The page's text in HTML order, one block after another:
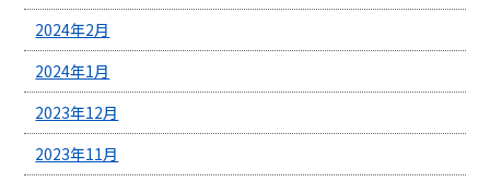
2024年2月
2024年1月
2023年12月
2023年11月